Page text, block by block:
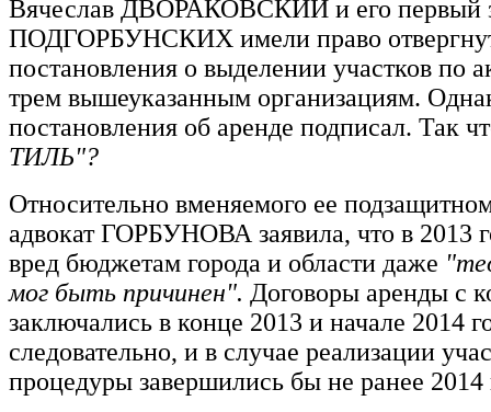
Вячеслав ДВОРАКОВСКИЙ и его первый
ПОДГОРБУНСКИХ имели право
постановления о выделении участков по
трем вышеуказанным организациям.
постановления об аренде подписал. Так
ТИЛЬ"?
Относительно вменяемого ее
адвокат ГОРБУНОВА заявила, что в 2013
вред бюджетам города и области даже
мог быть причинен". Договоры аренды с
заключались в конце 2013 и начале 2014
следовательно, и в случае реализации
процедуры завершились бы не ранее 2014